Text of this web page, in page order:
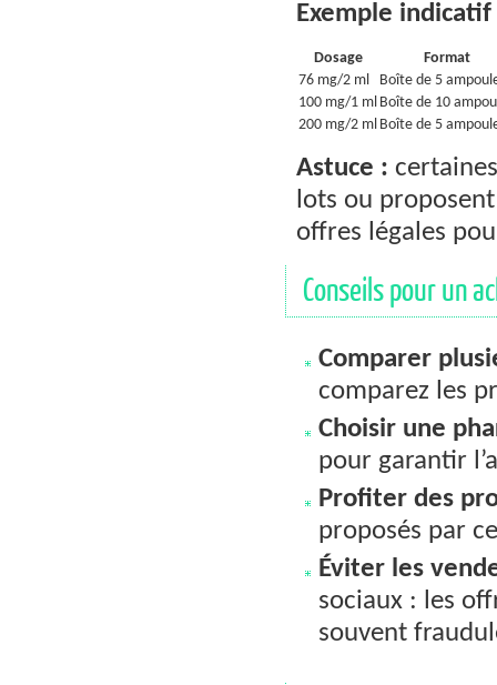
Exemple
Dosage
Format
76 mg/2 ml
Boîte de 5
100 mg/1 ml Boîte de 10
200 mg/2 ml Boîte de 5
Astuce :
lots ou
offres légales
Conseils pour un
Comparer
comparez les
Choisir une
pour garantir
Profiter des
proposés par
Éviter les
sociaux : les
souvent